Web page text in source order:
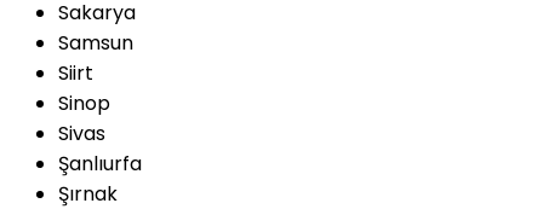
Sakarya
Samsun
Siirt
Sinop
Sivas
Şanlıurfa
Şırnak